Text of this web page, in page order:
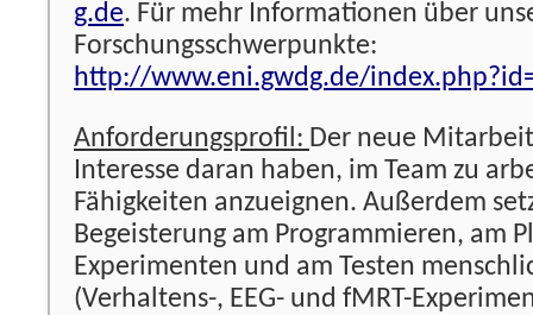
g.de. Für mehr Informationen über
Forschungsschwerpunkte:
http://www.eni.gwdg.de/
Anforderungsprofil: Der neue
Interesse daran haben, im Team zu
Fähigkeiten anzueignen. Außerdem
Begeisterung am Programmieren, am
Experimenten und am Testen
(Verhaltens-, EEG- und fMRT-